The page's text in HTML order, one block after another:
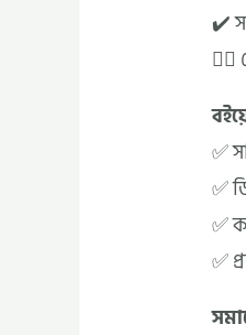
✔️
✔ী
✅
✅
✅
✅